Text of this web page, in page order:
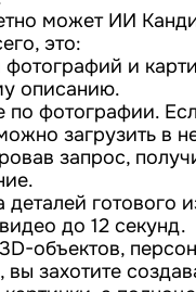
может ИИ
это:
фотографий и
описанию.
по фотографии.
загрузить в
запрос,
деталей готового
до 12 секунд.
объектов,
захотите